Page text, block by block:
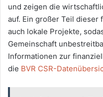
und zeigen die
auf. Ein großer Teil
auch lokale Projekte,
Gemeinschaft
Informationen zur
die BVR CSR-